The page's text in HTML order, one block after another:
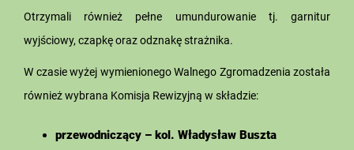
Otrzymali również pełne umundurowanie tj. garnitur
wyjściowy, czapkę oraz odznakę strażnika.
W czasie wyżej wymienionego Walnego Zgromadzenia została
również wybrana Komisja Rewizyjną w składzie:
przewodniczący – kol. Władysław Buszta